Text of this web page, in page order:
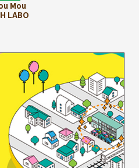
Mou
LABO